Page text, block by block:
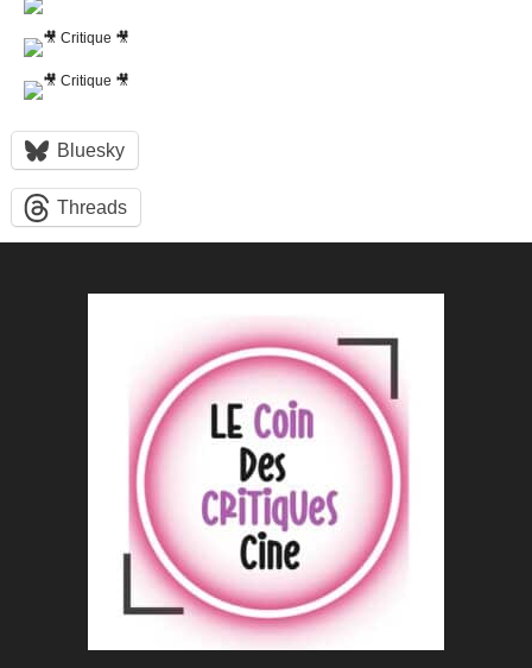
Bluesky
Threads